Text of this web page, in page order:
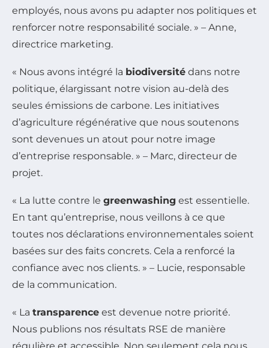
employés, nous avons pu adapter nos politiques et
renforcer notre responsabilité sociale. » – Anne,
directrice marketing.
« Nous avons intégré la biodiversité dans notre
politique, élargissant notre vision au-delà des
seules émissions de carbone. Les initiatives
d’agriculture régénérative que nous soutenons
sont devenues un atout pour notre image
d’entreprise responsable. » – Marc, directeur de
projet.
« La lutte contre le greenwashing est essentielle.
En tant qu’entreprise, nous veillons à ce que
toutes nos déclarations environnementales soient
basées sur des faits concrets. Cela a renforcé la
confiance avec nos clients. » – Lucie, responsable
de la communication.
« La transparence est devenue notre priorité.
Nous publions nos résultats RSE de manière